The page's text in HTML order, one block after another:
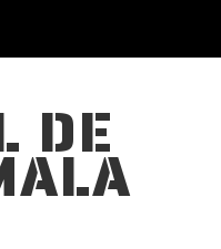
DE